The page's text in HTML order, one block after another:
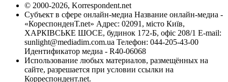
© 2000-2026, Korrespondent.net
Субъект в сфере онлайн-медиа Название онлайн-медиа -
«КореспонденТ.net» Адрес: 02091, місто Київ,
ХАРКІВСЬКЕ ШОСЕ, будинок 172-Б, офіс 208/1 E-mail:
sunlight@mediadim.com.ua Телефон: 044-205-43-00
Идентификатор медиа - R40-06068
Использование любых материалов, размещённых на
сайте, разрешается при условии ссылки на
Корреспондент.net.